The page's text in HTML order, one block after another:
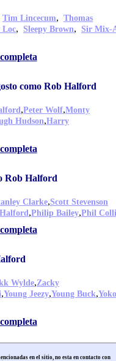
Tim Lincecum, Thomas
Loc, Sleepy Brown, Sir Mix-
como Rob Halford
,Peter Wolf,Monty
Hudson,Harry
Rob Halford
Clarke,Scott Stevenson
,Philip Bailey,Phil
Wylde,Zacky
,Young Jeezy,Young Buck,Yoko
en el sitio, no esta en contacto con